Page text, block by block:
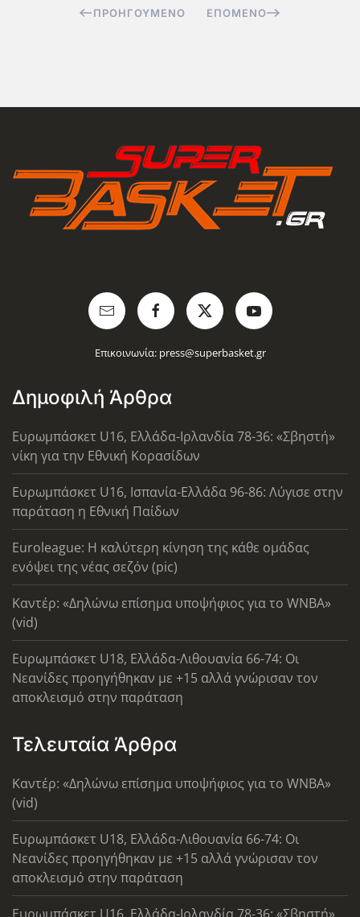
ΠΡΟΗΓΟΎΜΕΝΟ ΕΠΌΜΕΝΟ
Επικοινωνία: press@superbasket.gr
Δημοφιλή Άρθρα
Ευρωμπάσκετ U16, Ελλάδα-Ιρλανδία 78-36: «Σβηστή»
νίκη για την Εθνική Κορασίδων
Ευρωμπάσκετ U16, Ισπανία-Ελλάδα 96-86: Λύγισε στην
παράταση η Εθνική Παίδων
Euroleague: Η καλύτερη κίνηση της κάθε ομάδας
ενόψει της νέας σεζόν (pic)
Καντέρ: «Δηλώνω επίσημα υποψήφιος για το WNBA»
(vid)
Ευρωμπάσκετ U18, Ελλάδα-Λιθουανία 66-74: Οι
Νεανίδες προηγήθηκαν με +15 αλλά γνώρισαν τον
αποκλεισμό στην παράταση
Τελευταία Άρθρα
Καντέρ: «Δηλώνω επίσημα υποψήφιος για το WNBA»
(vid)
Ευρωμπάσκετ U18, Ελλάδα-Λιθουανία 66-74: Οι
Νεανίδες προηγήθηκαν με +15 αλλά γνώρισαν τον
αποκλεισμό στην παράταση